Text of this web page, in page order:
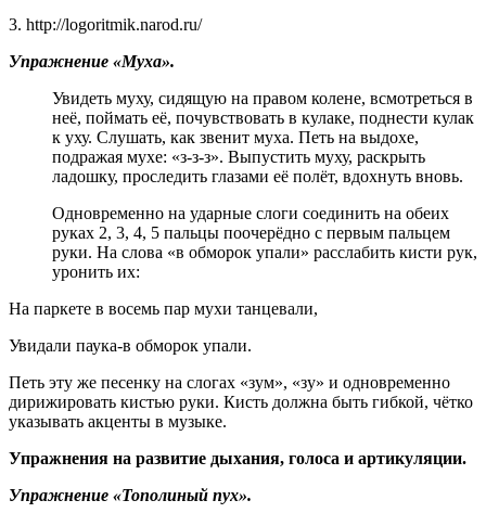
3. http://logoritmik.narod.ru/
Упражнение «Муха».
Увидеть муху, сидящую на правом колене, всмотреться в
неё, поймать её, почувствовать в кулаке, поднести кулак
к уху. Слушать, как звенит муха. Петь на выдохе,
подражая мухе: «з-з-з». Выпустить муху, раскрыть
ладошку, проследить глазами её полёт, вдохнуть вновь.
Одновременно на ударные слоги соединить на обеих
руках 2, 3, 4, 5 пальцы поочерёдно с первым пальцем
руки. На слова «в обморок упали» расслабить кисти рук,
уронить их:
На паркете в восемь пар мухи танцевали,
Увидали паука-в обморок упали.
Петь эту же песенку на слогах «зум», «зу» и одновременно
дирижировать кистью руки. Кисть должна быть гибкой, чётко
указывать акценты в музыке.
Упражнения на развитие дыхания, голоса и артикуляции.
Упражнение «Тополиный пух».